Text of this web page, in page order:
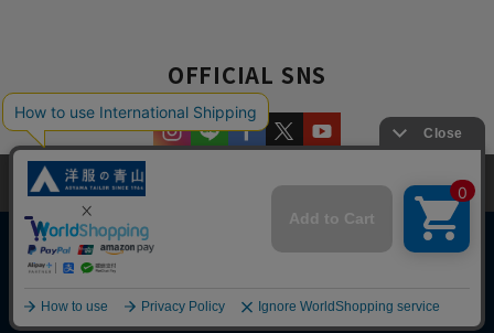
OFFICIAL SNS
Copyright © AOYAMA TRADING Co.,Ltd. All Rights Reserved
当サイトでは、快適な閲覧体験とコンテンツ改善のためにCookieを使用
しています。閲覧を続けることで、Cookieの使用に同意したものとみな
します。詳細については
同意して閉じる